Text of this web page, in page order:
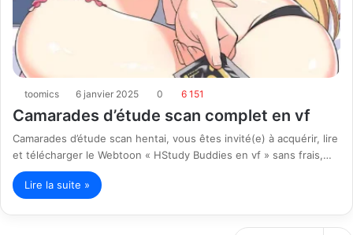
toomics 6 janvier 2025 0 6 151
Camarades d’étude scan complet en vf
Camarades d’étude scan hentai, vous êtes invité(e) à acquérir, lire
et télécharger le Webtoon « HStudy Buddies en vf » sans frais,…
Lire la suite »